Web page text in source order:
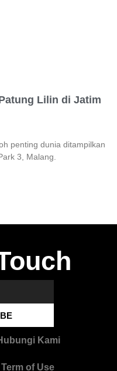
Lilin di Jatim
penting dunia ditampilkan
3, Malang.
Kami
Term of Use